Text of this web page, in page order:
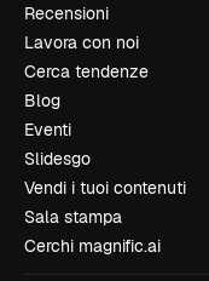
Recensioni
Lavora con noi
Cerca tendenze
Blog
Eventi
Slidesgo
Vendi i tuoi contenuti
Sala stampa
Cerchi magnific.ai